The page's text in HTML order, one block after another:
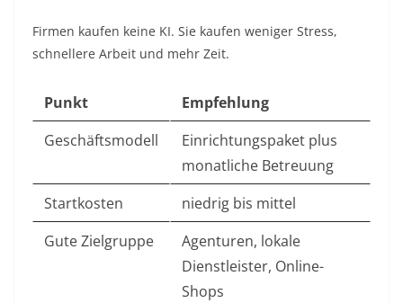
Firmen kaufen keine KI. Sie kaufen weniger Stress,
schnellere Arbeit und mehr Zeit.
Punkt
Empfehlung
Geschäftsmodell
Einrichtungspaket plus
monatliche Betreuung
Startkosten
niedrig bis mittel
Gute Zielgruppe
Agenturen, lokale
Dienstleister, Online-
Shops